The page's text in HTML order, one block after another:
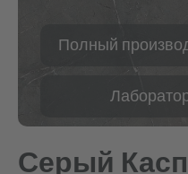
Полный
Серый